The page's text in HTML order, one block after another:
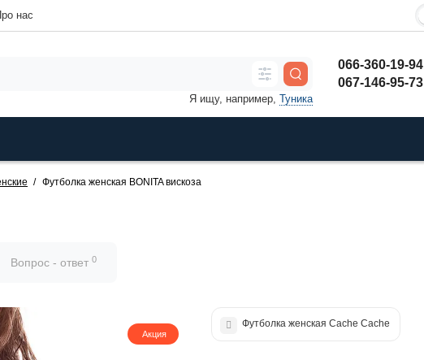
нас
066-360-19-94
067-146-95-73
Я ищу, например, Туника
Футболка женская BONITA вискоза
Вопрос - ответ 0
Акция
Футболка женская Cache Cache